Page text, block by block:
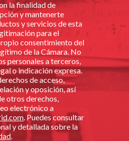
la finalidad de
y mantenerte
y servicios de esta
para el
consentimiento del
de la Cámara. No
personales a terceros,
o indicación expresa.
de acceso,
y oposición, así
otros derechos,
electrónico a
. Puedes consultar
y detallada sobre la